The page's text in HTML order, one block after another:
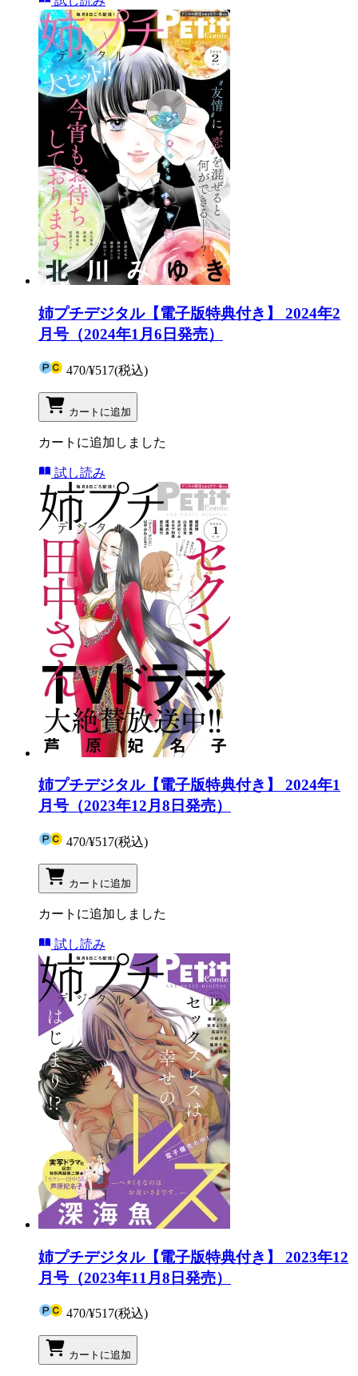
姉プチデジタル【電子版特典付き】 2024年2
月号（2024年1月6日発売）
470/¥517(税込)
カートに追加
カートに追加しました
試し読み
姉プチデジタル【電子版特典付き】 2024年1
月号（2023年12月8日発売）
470/¥517(税込)
カートに追加
カートに追加しました
試し読み
姉プチデジタル【電子版特典付き】 2023年12
月号（2023年11月8日発売）
470/¥517(税込)
カートに追加